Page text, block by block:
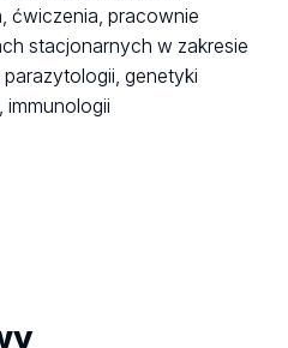
ćwiczenia, pracownie
stacjonarnych w zakresie
genetyki
immunologii